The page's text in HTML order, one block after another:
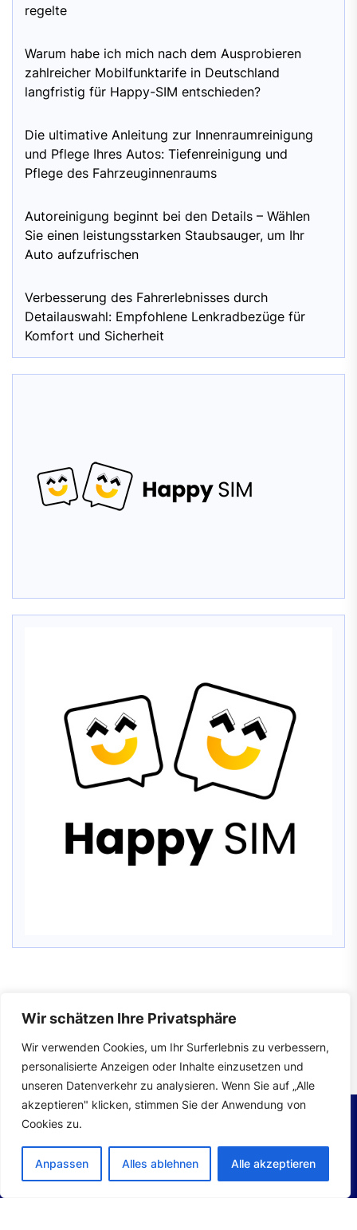
Wir schätzen Ihre Privatsphäre
Wir verwenden Cookies, um Ihr Surferlebnis zu verbessern,
personalisierte Anzeigen oder Inhalte einzusetzen und
unseren Datenverkehr zu analysieren. Wenn Sie auf „Alle
akzeptieren" klicken, stimmen Sie der Anwendung von
Cookies zu.
Anpassen Alles ablehnen Alle akzeptieren
regelte
Warum habe ich mich nach dem Ausprobieren
zahlreicher Mobilfunktarife in Deutschland
langfristig für Happy-SIM entschieden?
Die ultimative Anleitung zur Innenraumreinigung
und Pflege Ihres Autos: Tiefenreinigung und
Pflege des Fahrzeuginnenraums
Autoreinigung beginnt bei den Details – Wählen
Sie einen leistungsstarken Staubsauger, um Ihr
Auto aufzufrischen
Verbesserung des Fahrerlebnisses durch
Detailauswahl: Empfohlene Lenkradbezüge für
Komfort und Sicherheit
Impressum|Datenschutzerklärung
Copyright © 2026 Autoteile.All Rights Reserved.
Theme: Mahalo By
Themeinwp.Powered byWordPress.